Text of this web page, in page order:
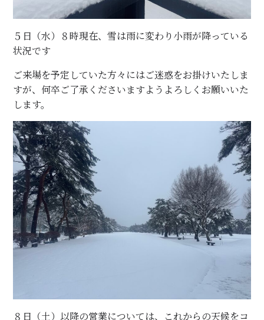
５日（水）８時現在、雪は雨に変わり小雨が降っている
状況です
ご来場を予定していた方々にはご迷惑をお掛けいたしま
すが、何卒ご了承くださいますようよろしくお願いいた
します。
８日（土）以降の営業については、これからの天候をコ